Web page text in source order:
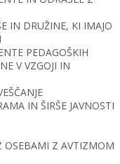
IN DRUŽINE, KI IMAJO
PEDAGOŠKIH
V VZGOJI IN
IN ŠIRŠE JAVNOSTI
OSEBAMI Z AVTIZMOM